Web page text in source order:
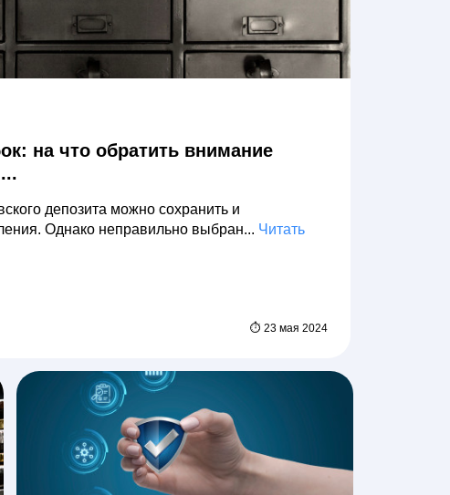
на что обратить внимание
депозита можно сохранить и
Однако неправильно выбран... Читать
⏱ 23 мая 2024